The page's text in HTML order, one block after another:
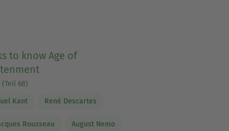
to know Age of
68)
Kant René Descartes
Rousseau August Nemo